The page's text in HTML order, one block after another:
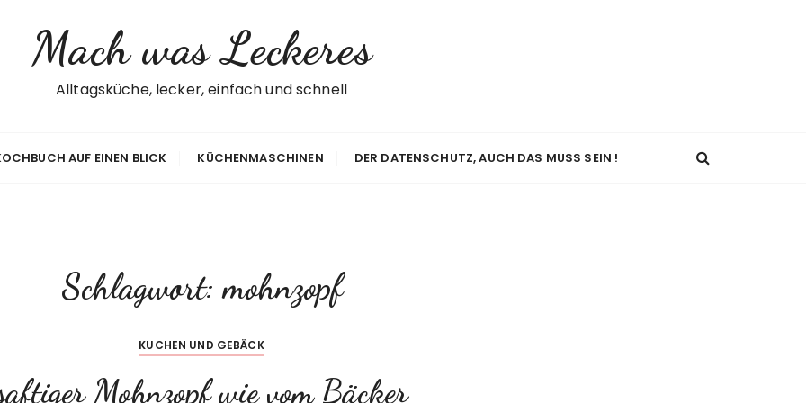
Mach was Leckeres
Alltagsküche, lecker, einfach und schnell
AUF EINEN BLICK KÜCHENMASCHINEN DER DATENSCHUTZ, AUCH DAS MUSS SEIN !
Schlagwort:mohnzopf
KUCHEN UND GEBÄCK
Mohnzopf wie vom Bäcker